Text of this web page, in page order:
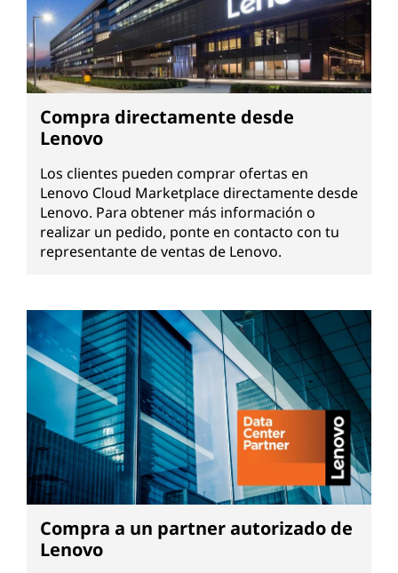
Compra directamente desde
Lenovo
Los clientes pueden comprar ofertas en
Lenovo Cloud Marketplace directamente desde
Lenovo. Para obtener más información o
realizar un pedido, ponte en contacto con tu
representante de ventas de Lenovo.
Compra a un partner autorizado de
Lenovo